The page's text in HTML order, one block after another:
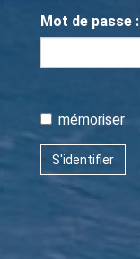
Mot de passe :
mémoriser
S'identifier